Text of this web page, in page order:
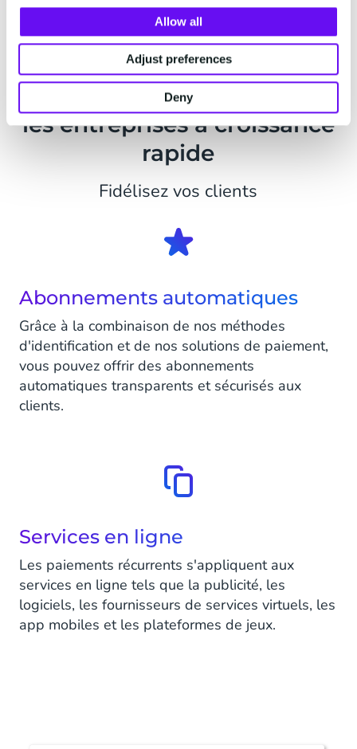
Allow all
Adjust preferences
Deny
Paiement récurrents pour
les entreprises à croissance
rapide
Fidélisez vos clients
Abonnements automatiques
Grâce à la combinaison de nos méthodes
d'identification et de nos solutions de paiement,
vous pouvez offrir des abonnements
automatiques transparents et sécurisés aux
clients.
Services en ligne
Les paiements récurrents s'appliquent aux
services en ligne tels que la publicité, les
logiciels, les fournisseurs de services virtuels, les
app mobiles et les plateformes de jeux.